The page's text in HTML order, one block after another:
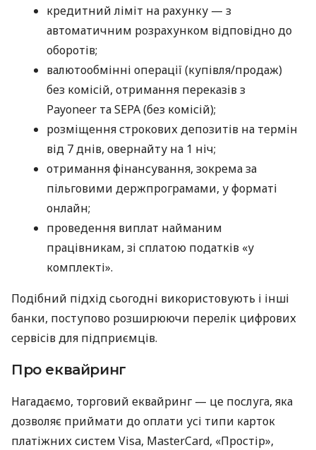
кредитний ліміт на рахунку — з
автоматичним розрахунком відповідно до
оборотів;
валютообмінні операції (купівля/продаж)
без комісій, отримання переказів з
Payoneer та SEPA (без комісій);
розміщення строкових депозитів на термін
від 7 днів, овернайту на 1 ніч;
отримання фінансування, зокрема за
пільговими держпрограмами, у форматі
онлайн;
проведення виплат найманим
працівникам, зі сплатою податків «у
комплекті».
Подібний підхід сьогодні використовують і інші
банки, поступово розширюючи перелік цифрових
сервісів для підприємців.
Про еквайринг
Нагадаємо, торговий еквайринг — це послуга, яка
дозволяє приймати до оплати усі типи карток
платіжних систем Visa, MasterCard, «Простір»,